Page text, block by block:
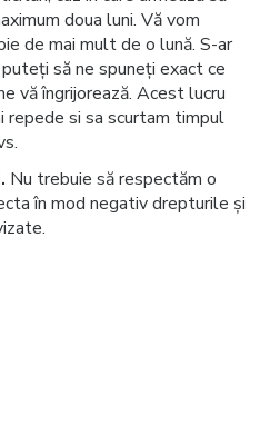
doua luni. Vă vom
de mai mult de o lună. S-ar
să ne spuneți exact ce
vă îngrijorează. Acest lucru
repede si sa scurtam timpul
Nu trebuie să respectăm o
în mod negativ drepturile și